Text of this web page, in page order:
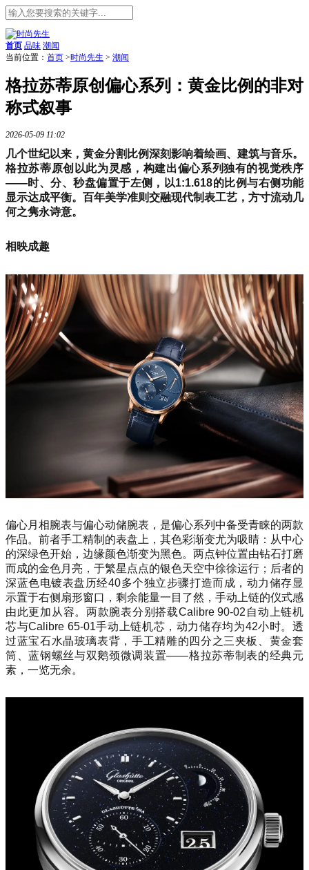
首页 品味 潮闻
当前位置： 首页 >时尚先生 > 潮闻
格拉苏蒂原创偏心系列：黄金比例的非对
称式叙事
2026-05-09 11:02
几个世纪以来，黄金分割比例深刻影响着绘画、建筑与音乐。
格拉苏蒂原创以此为灵感，构建出偏心系列独有的视觉秩序
——时、分、秒盘偏置于左侧，以1:1.618的比例与右侧功能
显示达成平衡。百年美学准则交融现代制表工艺，方寸流动几
何之隽永诗意。
相映成趣
偏心月相腕表与偏心动储腕表，是偏心系列中备受青睐的两款
作品。前者手工精制的表盘上，其色彩渐变尤为吸睛：从中心
的深绿色开始，边缘颜色渐变为黑色。两点钟位置由钻石打磨
而成的金色月亮，于繁星点点的银色天空中徐徐运行；后者的
深蓝色电镀表盘历经40多个独立步骤打造而成，动力储存显
示置于右侧扇形窗口，剩余能量一目了然，手动上链的仪式感
由此更加从容。两款腕表分别搭载Calibre 90-02自动上链机
芯与Calibre 65-01手动上链机芯，动力储存均为42小时。透
过蓝宝石水晶玻璃表背，手工精雕的四分之三夹板、黄金套
筒、蓝钢螺丝与双鹅颈微调装置——格拉苏蒂制表的经典元
素，一览无余。